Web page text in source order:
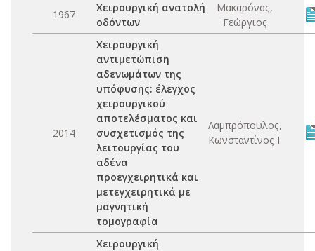
1967
Χειρουργική ανατολή
οδόντων
Μακαρόνας,
Γεώργιος
2014
Χειρουργική
αντιμετώπιση
αδενωμάτων της
υπόφυσης: έλεγχος
χειρουργικού
αποτελέσματος και
συσχετισμός της
λειτουργίας του
αδένα
προεγχειρητικά και
μετεγχειρητικά με
μαγνητική
τομογραφία
Λαμπρόπουλος,
Κωνσταντίνος Ι.
Χειρουργική